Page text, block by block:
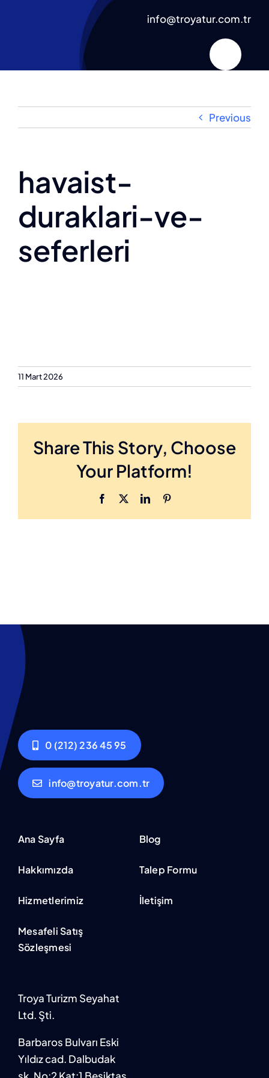
info@troyatur.com.tr
Previous
havaist-
duraklari-ve-
seferleri
11 Mart 2026
Share This Story, Choose
Your Platform!
Facebook LinkedIn
0 (212) 236 45 95
info@troyatur.com.tr
Ana Sayfa
Hakkımızda
Hizmetlerimiz
Mesafeli Satış
Sözleşmesi
Blog
Talep Formu
İletişim
Troya Turizm Seyahat
Ltd. Şti.
Barbaros Bulvarı Eski
Yıldız cad. Dalbudak